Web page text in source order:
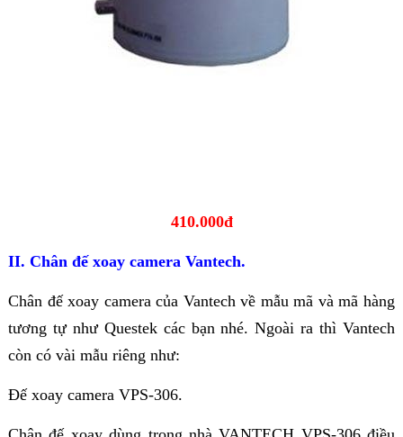
410.000đ
II. Chân đế xoay camera Vantech.
Chân đế xoay camera của Vantech về mẫu mã và mã hàng
tương tự như Questek các bạn nhé. Ngoài ra thì Vantech
còn có vài mẫu riêng như:
Đế xoay camera VPS-306.